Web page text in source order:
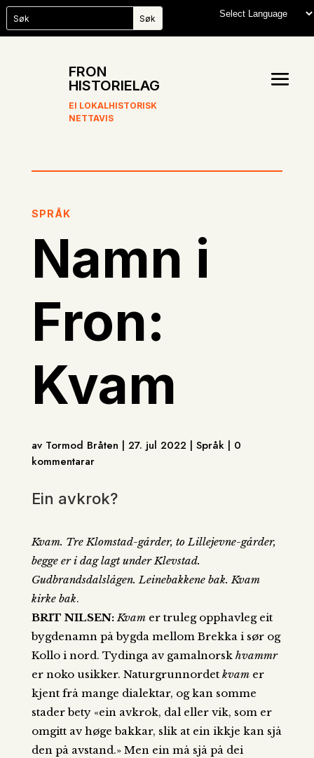
FRON
HISTORIELAG
EI LOKALHISTORISK
NETTAVIS
SPRÅK
Namn i
Fron:
Kvam
av Tormod Bråten | 27. jul 2022 | Språk | 0
kommentarar
Ein avkrok?
Kvam. Tre Klomstad-gårder, to Lillejevne-gårder,
begge er i dag lagt under Klevstad.
Gudbrandsdalslågen. Leinebakkene bak. Kvam
kirke bak.
BRIT NILSEN: Kvamer truleg opphavleg eit
bygdenamn på bygda mellom Brekka i sør og
Kollo i nord. Tydinga av gamalnorsk hvammr
er noko usikker. Naturgrunnordet kvamer
kjent frå mange dialektar, og kan somme
stader bety «ein avkrok, dal eller vik, som er
omgitt av høge bakkar, slik at ein ikkje kan sjå
den på avstand.» Men ein må sjå på dei